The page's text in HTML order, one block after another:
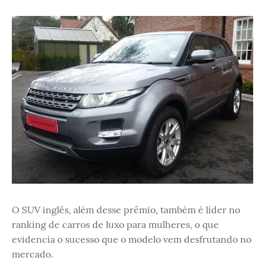
O SUV inglês, além desse prêmio, também é líder no
ranking de carros de luxo para mulheres, o que
evidencia o sucesso que o modelo vem desfrutando no
mercado.